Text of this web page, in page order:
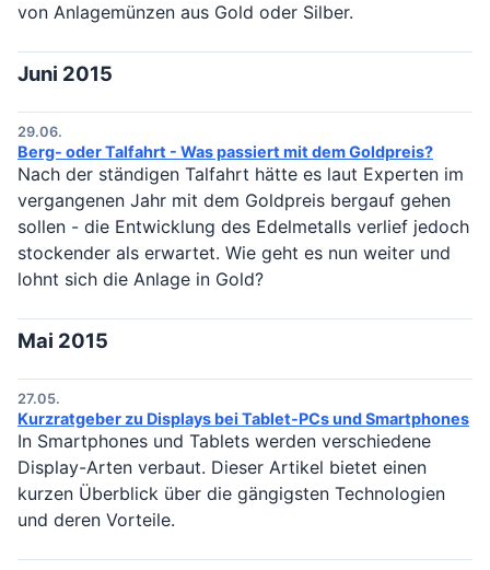
von Anlagemünzen aus Gold oder Silber.
Juni 2015
29.06.
Berg- oder Talfahrt - Was passiert mit dem Goldpreis?
Nach der ständigen Talfahrt hätte es laut Experten im
vergangenen Jahr mit dem Goldpreis bergauf gehen
sollen - die Entwicklung des Edelmetalls verlief jedoch
stockender als erwartet. Wie geht es nun weiter und
lohnt sich die Anlage in Gold?
Mai 2015
27.05.
Kurzratgeber zu Displays bei Tablet-PCs und Smartphones
In Smartphones und Tablets werden verschiedene
Display-Arten verbaut. Dieser Artikel bietet einen
kurzen Überblick über die gängigsten Technologien
und deren Vorteile.